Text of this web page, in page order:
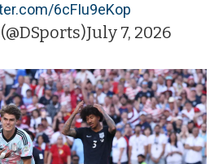
6cFIu9eKop
July 7, 2026